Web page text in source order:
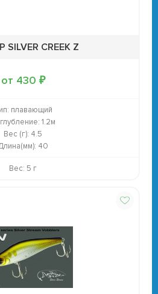
CREEK Z
от 430 ₽
плавающий
1.2м
Вес (г): 4.5
40
Вес: 5 г